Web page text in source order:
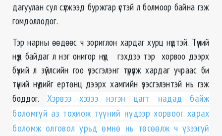
дагуулан сул сүлжээд буржгар үстэй л болмоор байна гэж
гомдоллодог.
Тэр нарны өөдөөс ч зориглон хардаг хурц нүдтэй. Түүний
нүд байдаг л нэг онигор нүд гэхдээ тэр хорвоо дээрх
бүхий л зүйлсийн гоо үзэсгэлэнг түрүүлж хардаг учраас би
түүний нүдийг ертөнц дээрх хамгийн үзэсгэлэнтэй нь гэж
боддог. Хэрвээ хэзээ нэгэн цагт надад байж
боломгүй аз тохиож түүний нүдээр хорвоог харах
боломж олговол урьд өмнө нь төсөөлж ч үзээгүй